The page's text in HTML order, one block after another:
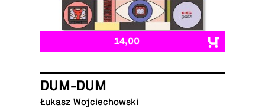
14,00
DUM-DUM
Łukasz Wojciechowski